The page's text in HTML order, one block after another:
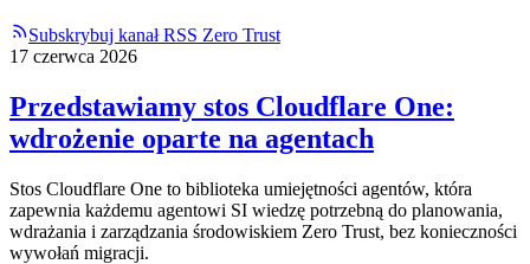
Subskrybuj kanał RSS Zero Trust
17 czerwca 2026
Przedstawiamy stos Cloudflare One:
wdrożenie oparte na agentach
Stos Cloudflare One to biblioteka umiejętności agentów, która
zapewnia każdemu agentowi SI wiedzę potrzebną do planowania,
wdrażania i zarządzania środowiskiem Zero Trust, bez konieczności
wywołań migracji.